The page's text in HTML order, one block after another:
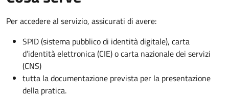
Per accedere al servizio, assicurati di avere:
SPID (sistema pubblico di identità digitale), carta
d’identità elettronica (CIE) o carta nazionale dei servizi
(CNS)
tutta la documentazione prevista per la presentazione
della pratica.